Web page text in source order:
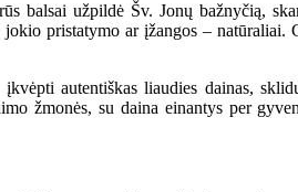
balsai užpildė Šv. Jonų bažnyčią,
pristatymo ar įžangos – natūraliai.
autentiškas liaudies dainas,
žmonės, su daina einantys per